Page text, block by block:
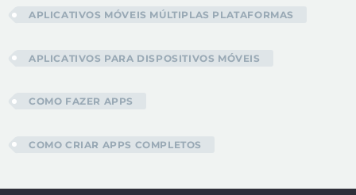
APLICATIVOS MÓVEIS MÚLTIPLAS PLATAFORMAS
APLICATIVOS PARA DISPOSITIVOS MÓVEIS
COMO FAZER APPS
COMO CRIAR APPS COMPLETOS